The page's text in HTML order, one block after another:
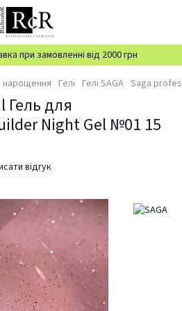
при замовленні від 2000 грн
нарощення Гелі Гелі SAGA Saga
Гель для
Night Gel №01 15
відгук